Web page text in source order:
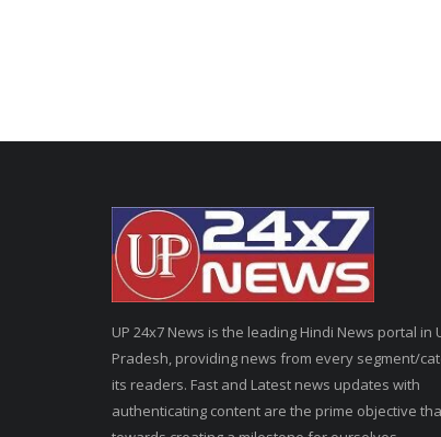
UP 24x7 News is the leading Hindi News portal in
Pradesh, providing news from every segment/
its readers. Fast and Latest news updates with
authenticating content are the prime objective